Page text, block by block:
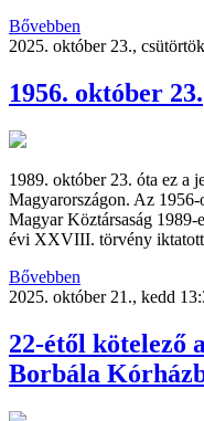
Bővebben
2025. október 23.,
1956. október 23.
1989. október 23. óta ez a
Magyarországon. Az 1956-
Magyar Köztársaság 1989-
évi XXVIII. törvény iktatott
Bővebben
2025. október 21., kedd
22-étől kötelező
Borbála